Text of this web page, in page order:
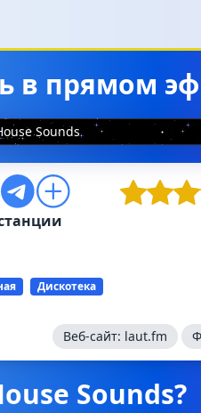
в прямом
Sounds
Дискотека
Веб-сайт: laut.fm
Sounds?